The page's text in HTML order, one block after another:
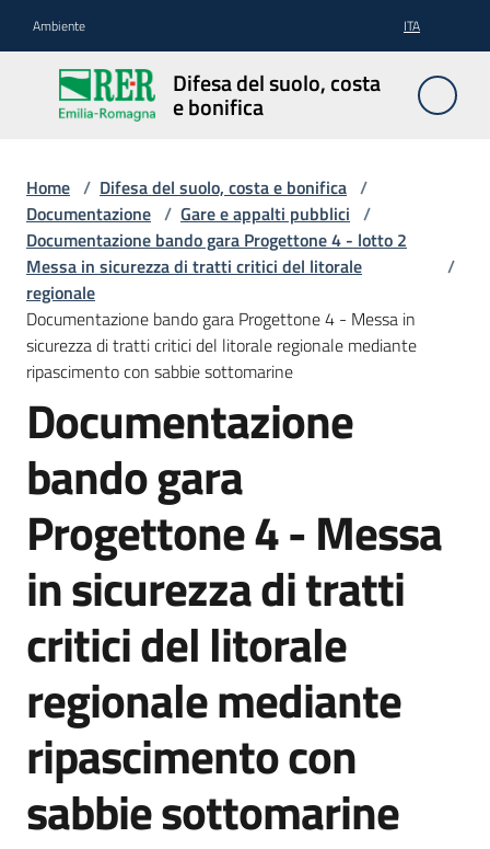
Ambiente ITA
Difesa del suolo, costa
e bonifica
Difesa
del
suolo,
bonifica
Pianificazione
e
programmazione
Temi
Documentazione
Comunicazione
Ambiente
Home / Difesa del suolo, costa e bonifica /
Documentazione / Gare e appalti pubblici /
Documentazione bando gara Progettone 4 - lotto 2
Messa in sicurezza di tratti critici del litorale
regionale
/
Documentazione bando gara Progettone 4 - Messa in
sicurezza di tratti critici del litorale regionale mediante
ripascimento con sabbie sottomarine
Documentazione
bando gara
Progettone 4 - Messa
in sicurezza di tratti
critici del litorale
regionale mediante
ripascimento con
sabbie sottomarine